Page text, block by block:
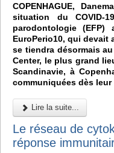
COPENHAGUE,
situation du COVID-
parodontologie
EuroPerio10, qui devait
se tiendra désormais
Center, le plus grand
Scandinavie, à
communiquées dès
Lire la suite...
Le réseau de
réponse